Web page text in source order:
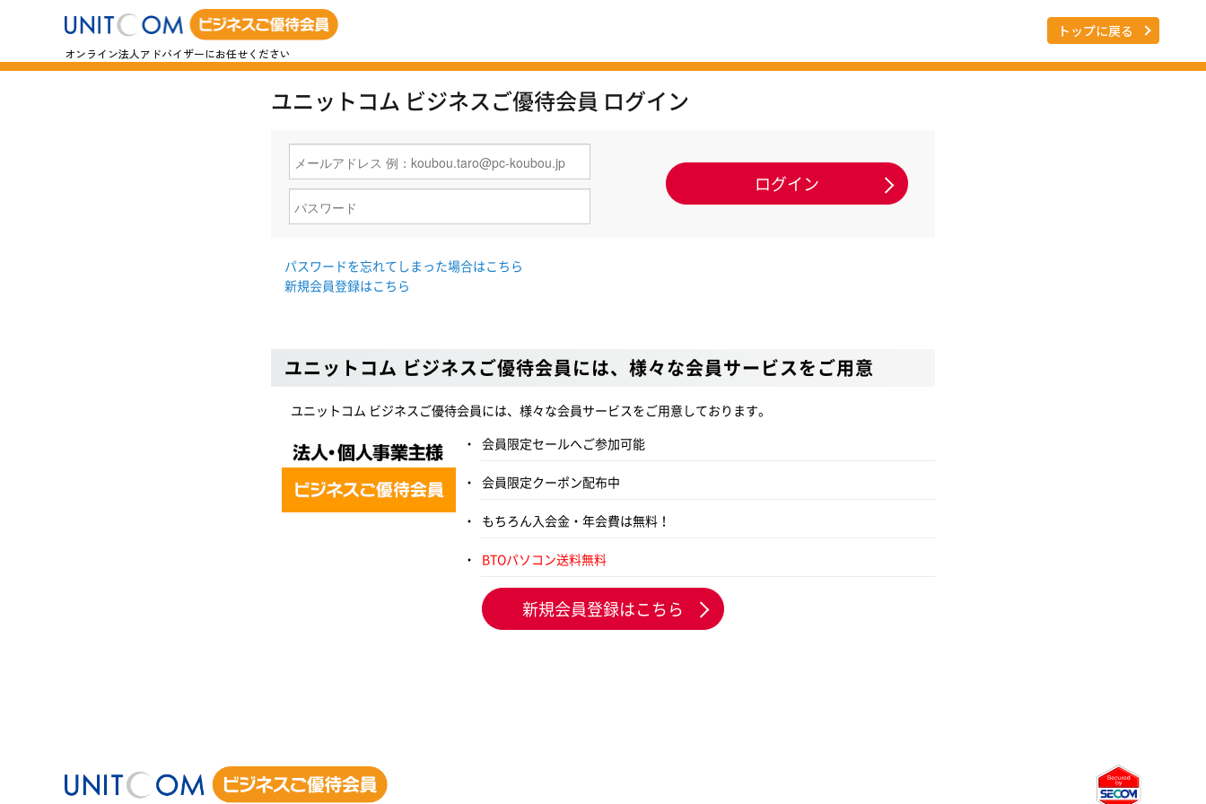
オンライン法人アドバイザーにお任せください
トップに戻る
ユニットコム ビジネスご優待会員 ログイン
パスワードを忘れてしまった場合はこちら
新規会員登録はこちら
ユニットコム ビジネスご優待会員には、様々な会員サービスをご用意
ユニットコム ビジネスご優待会員には、様々な会員サービスをご用意しております。
会員限定セールへご参加可能
会員限定クーポン配布中
もちろん入会金・年会費は無料！
BTOパソコン送料無料
新規会員登録はこちら